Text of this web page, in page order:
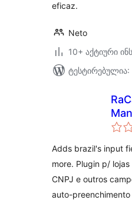
eficaz.
Neto
10+ აქტიური
ტესტირებულია:
Adds brazil's input
more. Plugin p/
CNPJ e outros
auto-